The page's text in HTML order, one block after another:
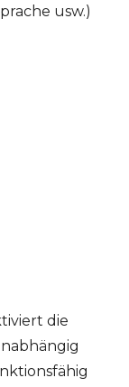
usw.)
die